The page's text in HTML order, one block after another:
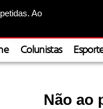
Ao
Colunistas
Não ao